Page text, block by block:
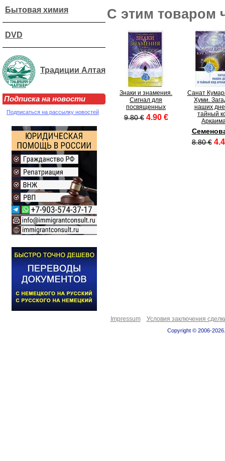
Бытовая химия
DVD
Традиции Алтая
Подписка на новости
Подписаться на рассылку новостей
С этим товаром
Знаки и знамения.
Сигнал для
посвященных
9.80 € 4.90 €
Санат
Хуми.
наших
тайный
8.80 €
Impressum Условия заключения
Copyright © 2006-